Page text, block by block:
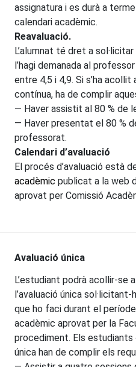
assignatura i es durà a
calendari acadèmic.
Reavaluació.
L’alumnat té dret a
l’hagi demanada al
entre 4,5 i 4,9. Si s’ha acollit
contínua, ha de complir
— Haver assistit al 80 % de
— Haver presentat el 80 %
professorat.
Calendari d’avaluació
El procés d’avaluació està
acadèmic publicat a la web
aprovat per Comissió
Avaluació única
L’estudiant podrà acollir-se
l’avaluació única
que ho faci durant el
acadèmic aprovat per la
procediment. Els estudiants
única han de complir els